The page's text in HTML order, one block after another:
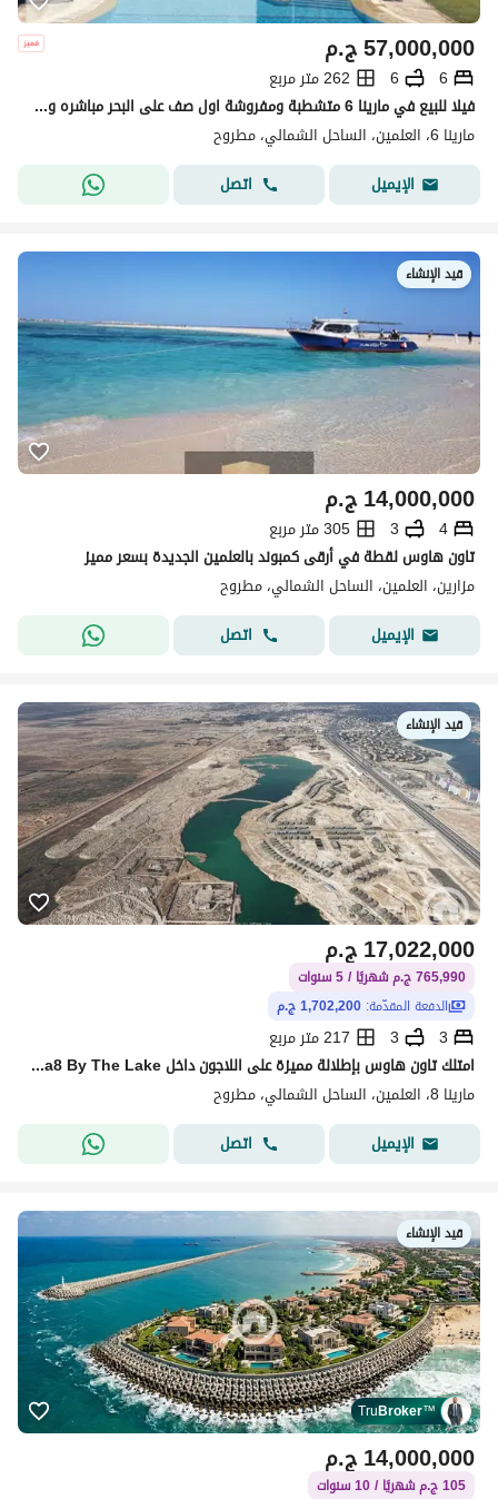
ج.م57,000,000
6
6
262 متر مربع
فيلا للبيع في مارينا 6 متشطبة ومفروشة اول صف على البحر مباشره و جاهزة للاستلام الصيف ده، ومتاحة للمعاينة. مساحة 262 متر، بتشطيب مودرن فاخر شامل الفرش والأجهزة والتكييفات، وسعرها قابل للتفاوض مع خصم مميز للمشتري الجاد. نوع الوحدة: فيلا المساحة: 262 متر
مارينا 6، العلمين، الساحل الشمالي، مطروح
الإيميل
اتصل
قيد الإنشاء
ج.م14,000,000
4
3
305 متر مربع
تاون هاوس لقطة في أرقى كمبوند بالعلمين الجديدة بسعر مميز
مزارين، العلمين، الساحل الشمالي، مطروح
الإيميل
اتصل
قيد الإنشاء
ج.م17,022,000
765,990 ج.م شهريًا / 5 سنوات
الدفعة المقدّمة: 1,702,200 ج.م
3
3
217 متر مربع
امتلك تاون هاوس بإطلالة مميزة على اللاجون داخل Marina8 By The Lake، المشروع البحري الفريد بين مارينا 2 ومارينا 3.
مارينا 8، العلمين، الساحل الشمالي، مطروح
الإيميل
اتصل
قيد الإنشاء
TruBroker™
ج.م14,000,000
105 ج.م شهريًا / 10 سنوات